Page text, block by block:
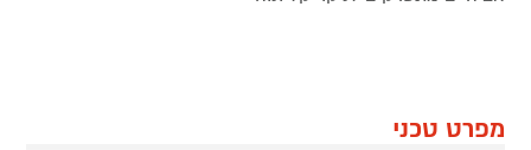
מפרט טכני